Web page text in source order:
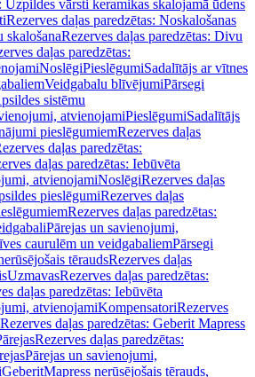
Uzpildes vārsti keramikas skalojamā ūdens
Rezerves daļas paredzētas: Noskalošanas
Rezerves daļas paredzētas: Divu
daļas paredzētas:
NoslēgiPieslēgumiSadalītājs ar vītnes
Veidgabalu blīvējumiPārsegi
sistēmu
atvienojamiPieslēgumiSadalītājs
pieslēgumiemRezerves daļas
daļas paredzētas:
daļas paredzētas: Iebūvēta
atvienojamiNoslēgiRezerves daļas
pieslēgumiRezerves daļas
Rezerves daļas paredzētas:
Pārejas un savienojumi,
caurulēm un veidgabaliemPārsegi
tēraudsRezerves daļas
UzmavasRezerves daļas paredzētas:
daļas paredzētas: Iebūvēta
atvienojamiKompensatoriRezerves
Rezerves daļas paredzētas: Geberit Mapress
Rezerves daļas paredzētas:
Pārejas un savienojumi,
GeberitMapress nerūsējošais tērauds,